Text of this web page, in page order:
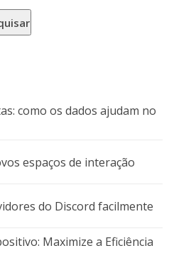
como os dados ajudam no
espaços de interação
do Discord facilmente
Maximize a Eficiência